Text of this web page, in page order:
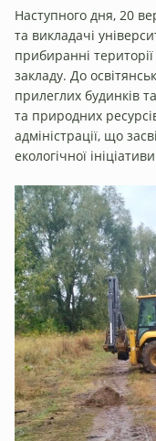
Наступного дня, 20
та викладачі
прибиранні
закладу. До
прилеглих будинків
та природних
адміністрації, що
екологічної